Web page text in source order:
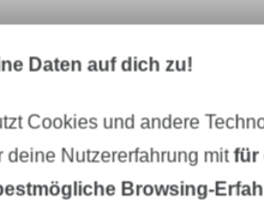
Daten auf dich zu!
Cookies und andere
deine Nutzererfahrung mitfür
Browsing-